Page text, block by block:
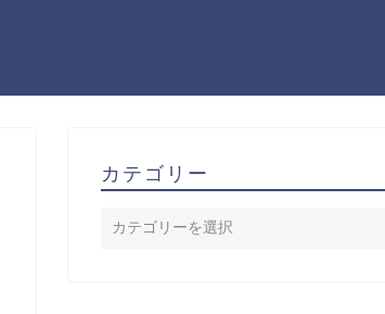
カテゴリー